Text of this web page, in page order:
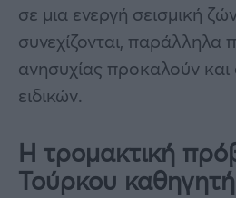
σε μια ενεργή σεισμική
συνεχίζονται, παράλληλα
ανησυχίας προκαλούν
ειδικών.
Η τρομακτική
Τούρκου καθηγητή